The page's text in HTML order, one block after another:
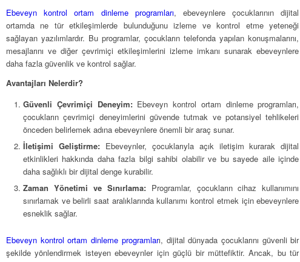
Ebeveyn kontrol ortam dinleme programları, ebeveynlere çocuklarının dijital
ortamda ne tür etkileşimlerde bulunduğunu izleme ve kontrol etme yeteneği
sağlayan yazılımlardır. Bu programlar, çocukların telefonda yapılan konuşmalarını,
mesajlarını ve diğer çevrimiçi etkileşimlerini izleme imkanı sunarak ebeveynlere
daha fazla güvenlik ve kontrol sağlar.
Avantajları Nelerdir?
Güvenli Çevrimiçi Deneyim:Ebeveyn kontrol ortam dinleme programları,
çocukların çevrimiçi deneyimlerini güvende tutmak ve potansiyel tehlikeleri
önceden belirlemek adına ebeveynlere önemli bir araç sunar.
İletişimi Geliştirme:Ebeveynler, çocuklarıyla açık iletişim kurarak dijital
etkinlikleri hakkında daha fazla bilgi sahibi olabilir ve bu sayede aile içinde
daha sağlıklı bir dijital denge kurabilir.
Zaman Yönetimi ve Sınırlama:Programlar, çocukların cihaz kullanımını
sınırlamak ve belirli saat aralıklarında kullanımı kontrol etmek için ebeveynlere
esneklik sağlar.
Ebeveyn kontrol ortam dinleme programları, dijital dünyada çocuklarını güvenli bir
şekilde yönlendirmek isteyen ebeveynler için güçlü bir müttefiktir. Ancak, bu tür